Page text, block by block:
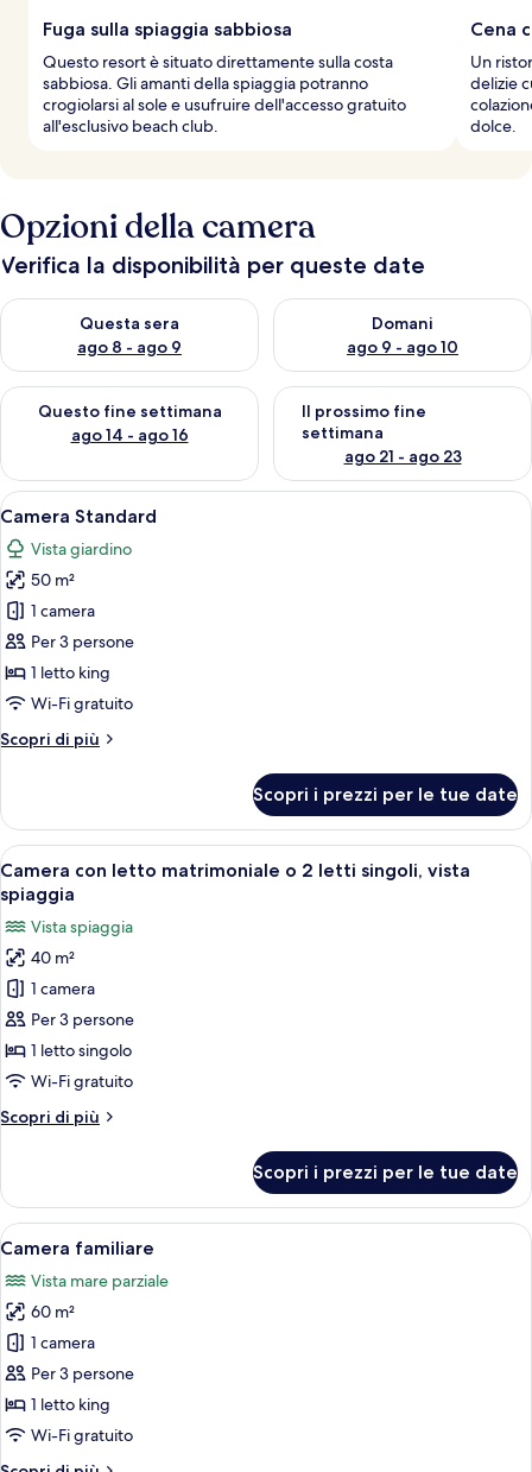
Fuga sulla spiaggia sabbiosa
Questo resort è situato direttamente sulla costa
sabbiosa. Gli amanti della spiaggia potranno
crogiolarsi al sole e usufruire dell'accesso gratuito
all'esclusivo beach club.
Cena
Un
delizie
dolce.
Opzioni della camera
Verifica la disponibilità per queste date
Questa sera
ago 8 - ago 9
Verifica la disponibilità per questa sera, ago 8 - ago 9
Domani
ago 9 - ago 10
Verifica la disponibilità per
Questo fine settimana
ago 14 - ago 16
Verifica la disponibilità per questo fine settimana, ago 14 -
Il prossimo fine
settimana
ago 21 - ago 23
Verifica la disponibilità per il
Apri
tutte
le
foto
per
Camera
Standard
Camera d'albergo con un letto
18
Camera Standard
Vista giardino
50 m²
1 camera
Per 3 persone
1 letto king
Wi-Fi gratuito
Scopri di più
Altri
Standard
Scopri i prezzi per le tue date
Apri
tutte
le
foto
per
Camera
con
letto
matrimoniale
2
vista
spiaggia
Camera con letto matrimoniale o 2
31
Camera con letto matrimoniale o 2 letti singoli, vista
spiaggia
Vista spiaggia
40 m²
1 camera
Per 3 persone
1 letto singolo
Wi-Fi gratuito
Scopri di più
Altri
con
letto
matrimoniale
2
letti
singoli,
vista
spiaggia
Scopri i prezzi per le tue date
Apri
tutte
le
foto
per
Camera
familiare
Una camera d'albergo con un letto
10
Camera familiare
Vista mare parziale
60 m²
1 camera
Per 3 persone
1 letto king
Wi-Fi gratuito